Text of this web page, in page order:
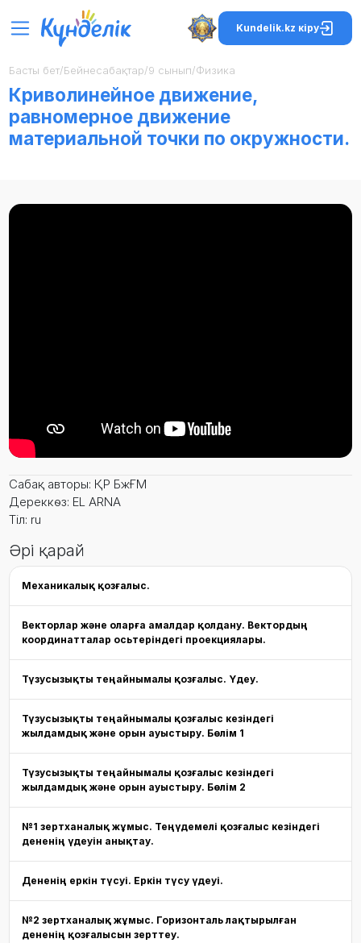
Kundelik.kz кіру
Басты бет/Бейнесабақтар/9 сынып/Физика
Криволинейное движение,
равномерное движение
материальной точки по окружности.
Сабақ авторы: ҚР БжҒМ
Дереккөз: EL ARNA
Тіл: ru
Әрі қарай
Механикалық қозғалыс.
Векторлар және оларға амалдар қолдану. Вектордың
координатталар осьтеріндегі проекциялары.
Түзусызықты теңайнымалы қозғалыс. Үдеу.
Түзусызықты теңайнымалы қозғалыс кезіндегі
жылдамдық және орын ауыстыру. Бөлім 1
Түзусызықты теңайнымалы қозғалыс кезіндегі
жылдамдық және орын ауыстыру. Бөлім 2
№1 зертханалық жұмыс. Теңүдемелі қозғалыс кезіндегі
дененің үдеуін анықтау.
Дененің еркін түсуі. Еркін түсу үдеуі.
№2 зертханалық жұмыс. Горизонталь лақтырылған
дененің қозғалысын зерттеу.